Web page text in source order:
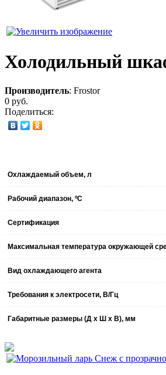
Холодильный
Производитель: Frostor
0 руб.
Поделиться:
Охлаждаемый объем, л
Рабочий диапазон, ºC
Сертификация
Максимальная температура окружающей
Вид охлаждающего агента
Требования к электросети, В/Гц
Габаритные размеры (Д x Ш x В), мм